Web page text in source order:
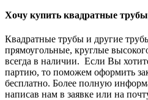
Хочу купить квадратные
Квадратные трубы и другие
прямоугольные, круглые
всегда в наличии. Если Вы
партию, то поможем оформить
бесплатно. Более полную
написав нам в заявке или на